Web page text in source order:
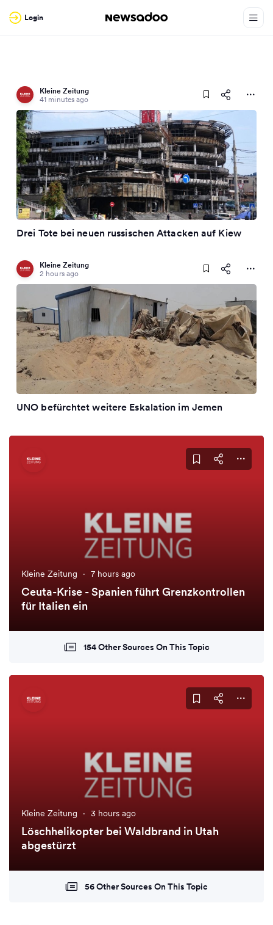
Login
Kleine Zeitung
41 minutes ago
Drei Tote bei neuen russischen Attacken auf Kiew
Kleine Zeitung
2 hours ago
UNO befürchtet weitere Eskalation im Jemen
Kleine Zeitung · 7 hours ago
Ceuta-Krise - Spanien führt Grenzkontrollen
für Italien ein
154 Other Sources On This Topic
Kleine Zeitung · 3 hours ago
Löschhelikopter bei Waldbrand in Utah
abgestürzt
56 Other Sources On This Topic